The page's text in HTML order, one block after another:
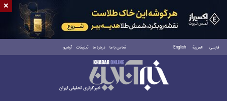
فارسی العربية English تماس با ما درباره ما تبلیغات آرشیو
شنبه ۱۷ مرداد ۱۴۰۵
×